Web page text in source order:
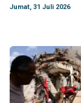
Jumat, 31 Juli 2026